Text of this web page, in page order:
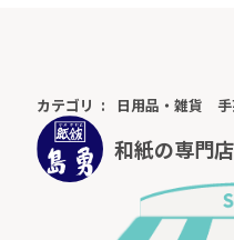
カテゴリ 日用品・雑貨
和紙の専門